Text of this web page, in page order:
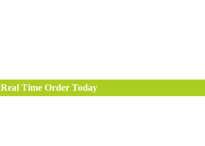
Real Time Order Today